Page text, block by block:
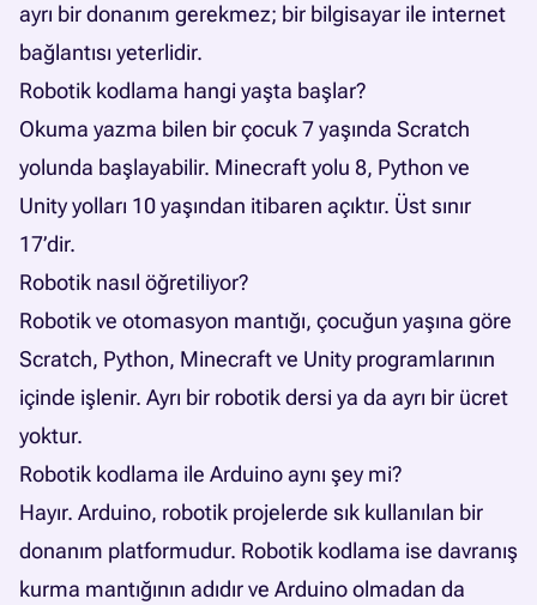
ayrı bir donanım gerekmez; bir bilgisayar ile internet
bağlantısı yeterlidir.
Robotik kodlama hangi yaşta başlar?
Okuma yazma bilen bir çocuk 7 yaşında Scratch
yolunda başlayabilir. Minecraft yolu 8, Python ve
Unity yolları 10 yaşından itibaren açıktır. Üst sınır
17’dir.
Robotik nasıl öğretiliyor?
Robotik ve otomasyon mantığı, çocuğun yaşına göre
Scratch, Python, Minecraft ve Unity programlarının
içinde işlenir. Ayrı bir robotik dersi ya da ayrı bir ücret
yoktur.
Robotik kodlama ile Arduino aynı şey mi?
Hayır. Arduino, robotik projelerde sık kullanılan bir
donanım platformudur. Robotik kodlama ise davranış
kurma mantığının adıdır ve Arduino olmadan da